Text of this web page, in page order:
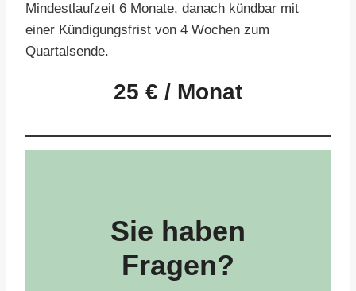
Mindestlaufzeit 6 Monate, danach kündbar mit
einer Kündigungsfrist von 4 Wochen zum
Quartalsende.
25 € / Monat
Sie haben
Fragen?